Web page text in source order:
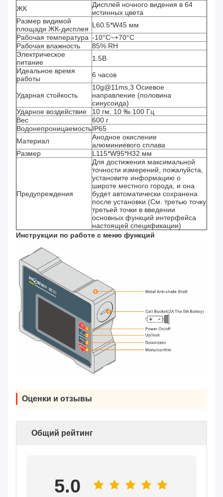
ЖК
Дисплей ночного видения в 64
истинных цвета
Размер видимой
площади ЖК-дисплея L60.5*W45 мм
Рабочая температура -10°C~+70°C
Рабочая влажность
85% RH
Электрическое
питание
1.5В
Идеальное время
работы
6 часов
Ударная стойкость
10g@11ms,3 Осиевое
направление (половина
синусоида)
Ударное воздействие
10 гм, 10 ‰ 100 Гц
Вес
600 г
ВодонепроницаемостьIP65
Материал
Анодное окисление
алюминиевого сплава
Размер
L115*W95*H32 мм
Предупреждения
Для достижения максимальной
точности измерений, пожалуйста,
установите информацию о
широте местного города, и она
будет автоматически сохранена
после установки.(См. третью точку
третьей точки в введении
основных функций интерфейса
настоящей спецификации)
Инструкции по работе с меню функций
Оценки и отзывы
Общий рейтинг
5.0